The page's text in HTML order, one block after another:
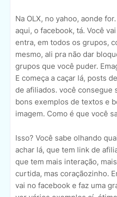
Na OLX, no yahoo, aonde
aqui, o facebook, tá. Você
entra, em todos os grupos,
mesmo, ali pra não dar
grupos que você puder.
E começa a caçar lá, posts
de afiliados. você consegue
bons exemplos de textos e
imagem. Como é que você
Isso? Você sabe olhando
achar lá, que tem link de
que tem mais interação,
curtida, mas coraçãozinho.
vai no facebook e faz uma